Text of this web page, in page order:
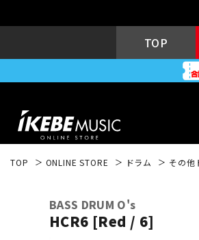
TOP
エレキギター
TOP ONLINE STORE ドラム その他
BASS DRUM O's
HCR6 [Red / 6]